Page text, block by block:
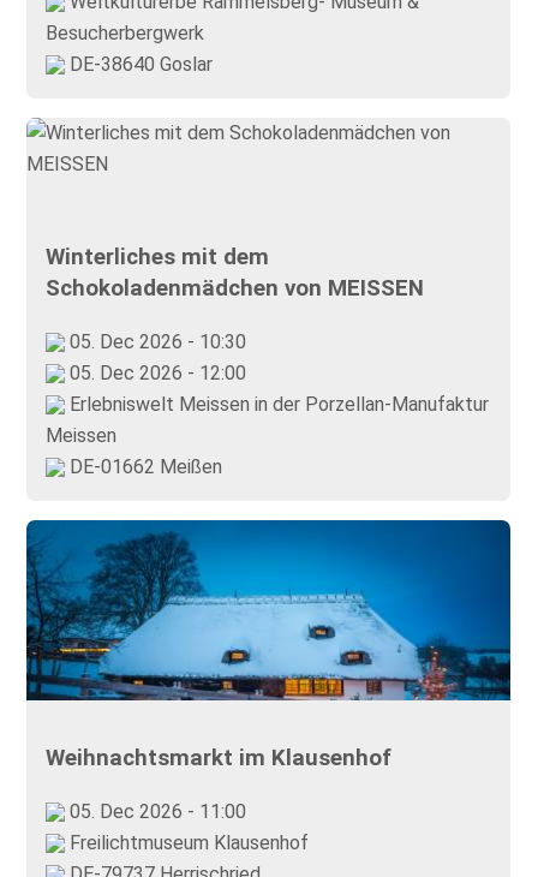
Besucherbergwerk
DE-38640 Goslar
Winterliches mit dem
Schokoladenmädchen von MEISSEN
05. Dec 2026 - 10:30
05. Dec 2026 - 12:00
Erlebniswelt Meissen in der Porzellan-Manufaktur
Meissen
DE-01662 Meißen
Weihnachtsmarkt im Klausenhof
05. Dec 2026 - 11:00
Freilichtmuseum Klausenhof